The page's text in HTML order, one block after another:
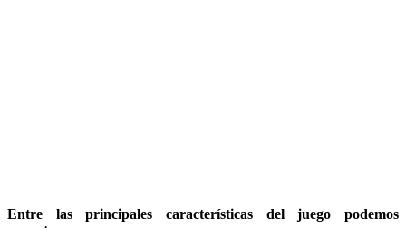
Entre las principales características del juego podemos